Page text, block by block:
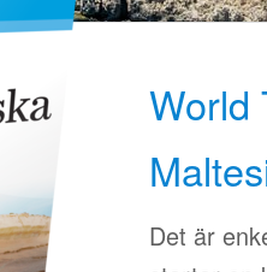
World
Det är